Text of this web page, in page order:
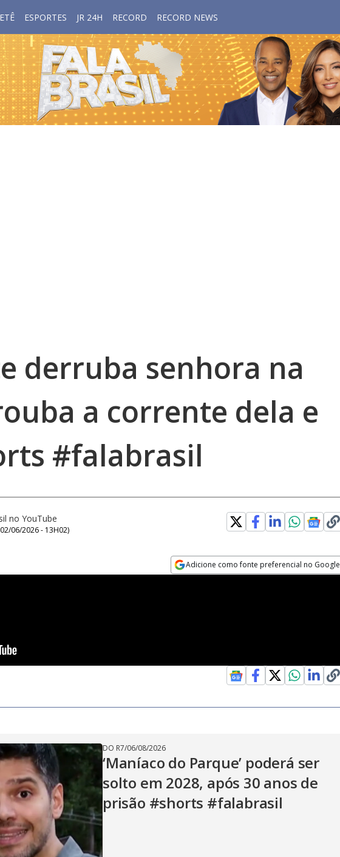
ESPORTES JR 24H RECORD RECORD NEWS
derruba senhora na
a corrente dela e
#falabrasil
no YouTube
02/06/2026 - 13H02)
Adicione como fonte preferencial no Google
DO R7/06/08/2026
‘Maníaco do Parque’ poderá ser
solto em 2028, após 30 anos de
prisão #shorts #falabrasil